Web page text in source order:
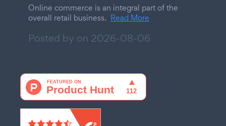
Online commerce is an integral part of the
overall retail business. Read More
Posted by on 2026-08-06